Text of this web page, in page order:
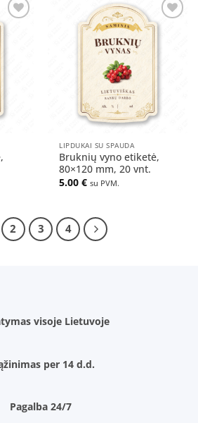
Pridėti
Pridėti
LIPDUKAI SU SPAUDA
Bruknių vyno etiketė,
80×120 mm, 20 vnt.
5.00€ su PVM.
2 3 4
visoje Lietuvoje
per 14 d.d.
Pagalba 24/7